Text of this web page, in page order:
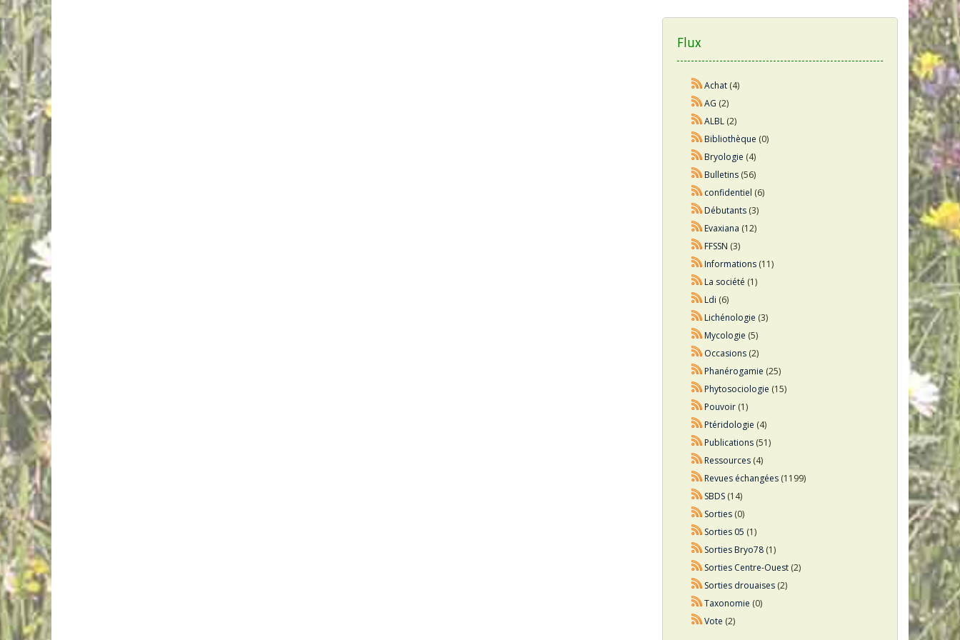
Flux
Achat (4)
AG (2)
ALBL (2)
Bibliothèque (0)
Bryologie (4)
Bulletins (56)
confidentiel (6)
Débutants (3)
Evaxiana (12)
FFSSN (3)
Informations (11)
La société (1)
Ldi (6)
Lichénologie (3)
Mycologie (5)
Occasions (2)
Phanérogamie (25)
Phytosociologie (15)
Pouvoir (1)
Ptéridologie (4)
Publications (51)
Ressources (4)
Revues échangées (1199)
SBDS (14)
Sorties (0)
Sorties 05 (1)
Sorties Bryo78 (1)
Sorties Centre-Ouest (2)
Sorties drouaises (2)
Taxonomie (0)
Vote (2)